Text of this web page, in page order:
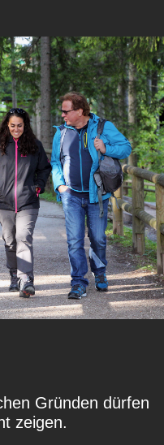
Gründen dürfen
zeigen.